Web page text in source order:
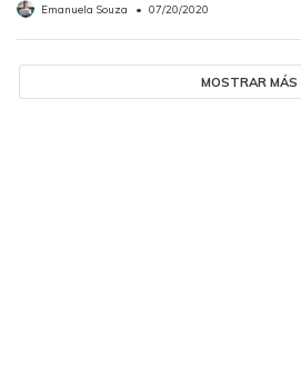
Emanuela Souza • 07/20/2020
MOSTRAR MÁS